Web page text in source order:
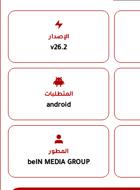
الإصدار
v26.2
المتطلبات
android
المطور
beIN MEDIA GROUP‏